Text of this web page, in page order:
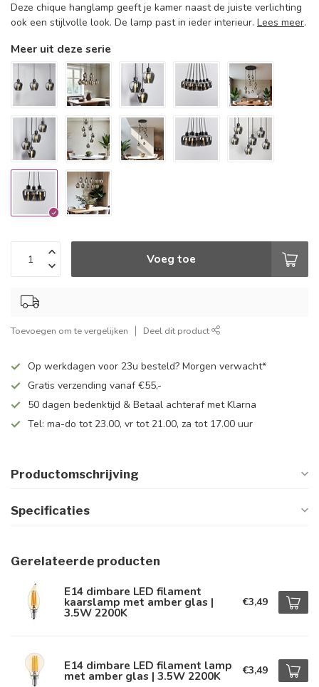
Deze chique hanglamp geeft je kamer naast de juiste verlichting
ook een stijlvolle look. De lamp past in ieder interieur. Lees meer.
Meer uit deze serie
Voeg toe
Toevoegen om te vergelijken Deel dit product
Op werkdagen voor 23u besteld? Morgen verwacht*
Gratis verzending vanaf €55,-
50 dagen bedenktijd & Betaal achteraf met Klarna
Tel: ma-do tot 23.00, vr tot 21.00, za tot 17.00 uur
Productomschrijving
Specificaties
Gerelateerde producten
E14 dimbare LED filament
kaarslamp met amber glas |
3.5W 2200K
€3,49
E14 dimbare LED filament lamp
met amber glas | 3.5W 2200K €3,49